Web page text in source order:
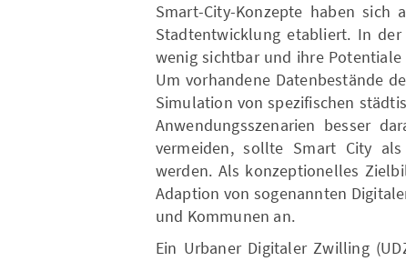
Smart-City-Konzepte haben
Stadtentwicklung etabliert. In
wenig sichtbar und ihre
Um vorhandene Datenbestände
Simulation von spezifischen
Anwendungsszenarien besser
vermeiden, sollte Smart City
werden. Als konzeptionelles
Adaption von sogenannten
und Kommunen an.
Ein Urbaner Digitaler Zwilling